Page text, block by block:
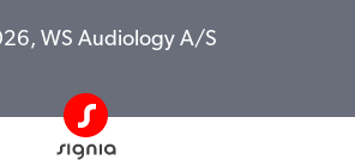
WS Audiology A/S